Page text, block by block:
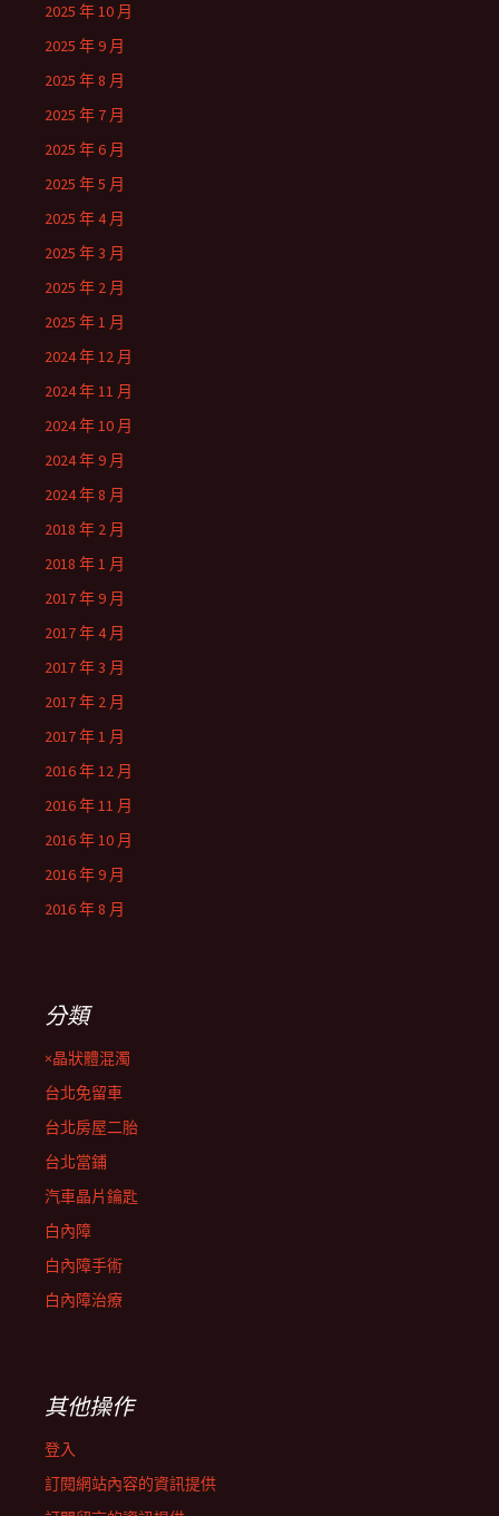
2025 年 10 月
2025 年 9 月
2025 年 8 月
2025 年 7 月
2025 年 6 月
2025 年 5 月
2025 年 4 月
2025 年 3 月
2025 年 2 月
2025 年 1 月
2024 年 12 月
2024 年 11 月
2024 年 10 月
2024 年 9 月
2024 年 8 月
2018 年 2 月
2018 年 1 月
2017 年 9 月
2017 年 4 月
2017 年 3 月
2017 年 2 月
2017 年 1 月
2016 年 12 月
2016 年 11 月
2016 年 10 月
2016 年 9 月
2016 年 8 月
分類
×晶狀體混濁
台北免留車
台北房屋二胎
台北當鋪
汽車晶片鑰匙
白內障
白內障手術
白內障治療
其他操作
登入
訂閱網站內容的資訊提供